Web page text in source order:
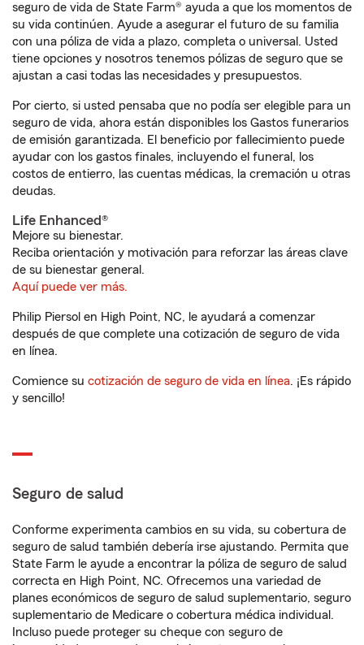
seguro de vida de State Farm® ayuda a que los momentos de
su vida continúen. Ayude a asegurar el futuro de su familia
con una póliza de vida a plazo, completa o universal. Usted
tiene opciones y nosotros tenemos pólizas de seguro que se
ajustan a casi todas las necesidades y presupuestos.
Por cierto, si usted pensaba que no podía ser elegible para un
seguro de vida, ahora están disponibles los Gastos funerarios
de emisión garantizada. El beneficio por fallecimiento puede
ayudar con los gastos finales, incluyendo el funeral, los
costos de entierro, las cuentas médicas, la cremación u otras
deudas.
Life Enhanced®
Mejore su bienestar.
Reciba orientación y motivación para reforzar las áreas clave
de su bienestar general.
Aquí puede ver más.
Philip Piersol en High Point, NC, le ayudará a comenzar
después de que complete una cotización de seguro de vida
en línea.
Comience su cotización de seguro de vida en línea. ¡Es rápido
y sencillo!
Seguro de salud
Conforme experimenta cambios en su vida, su cobertura de
seguro de salud también debería irse ajustando. Permita que
State Farm le ayude a encontrar la póliza de seguro de salud
correcta en High Point, NC. Ofrecemos una variedad de
planes económicos de seguro de salud suplementario, seguro
suplementario de Medicare o cobertura médica individual.
Incluso puede proteger su cheque con seguro de